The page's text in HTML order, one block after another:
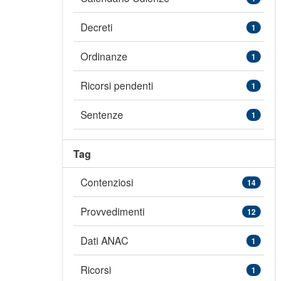
Decreti 1
Ordinanze 1
Ricorsi pendenti 1
Sentenze 1
Tag
Contenziosi
14
Provvedimenti 12
Dati ANAC 1
Ricorsi 1